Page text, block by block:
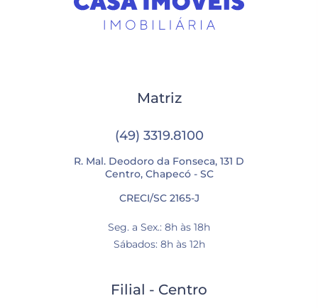
Matriz
(49) 3319.8100
R. Mal. Deodoro da Fonseca, 131 D
Centro, Chapecó - SC
CRECI/SC 2165-J
Seg. a Sex.: 8h às 18h
Sábados: 8h às 12h
Filial - Centro